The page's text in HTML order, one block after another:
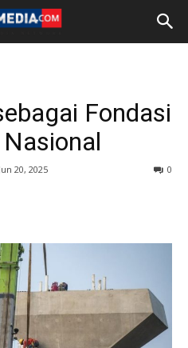
Fondasi
Jun 20, 2025 0